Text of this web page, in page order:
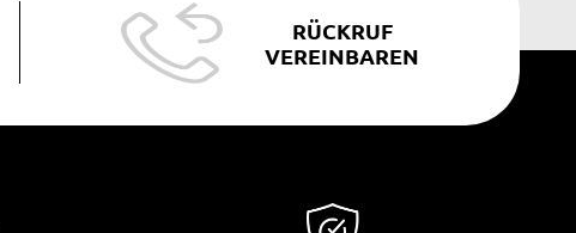
RÜCKRUF
VEREINBAREN